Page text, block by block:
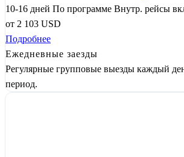
10-16 дней По программе Внутр. рейсы
от 2 103 USD
Подробнее
Ежедневные заезды
Регулярные групповые выезды каждый
период.